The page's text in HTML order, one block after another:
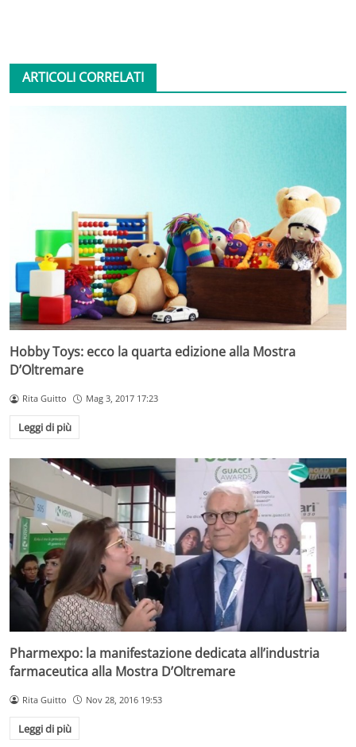
ARTICOLI CORRELATI
Hobby Toys: ecco la quarta edizione alla Mostra
D’Oltremare
Rita Guitto Mag 3, 2017 17:23
Leggi di più
Pharmexpo: la manifestazione dedicata all’industria
farmaceutica alla Mostra D’Oltremare
Rita Guitto Nov 28, 2016 19:53
Leggi di più